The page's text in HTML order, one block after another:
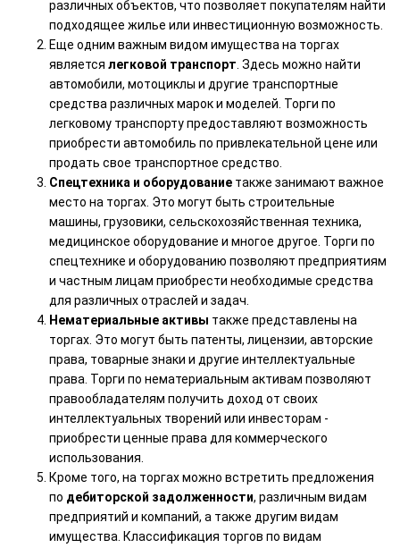
различных объектов, что позволяет покупателям найти
подходящее жилье или инвестиционную возможность.
Еще одним важным видом имущества на торгах
является легковой транспорт. Здесь можно найти
автомобили, мотоциклы и другие транспортные
средства различных марок и моделей. Торги по
легковому транспорту предоставляют возможность
приобрести автомобиль по привлекательной цене или
продать свое транспортное средство.
Спецтехника и оборудование также занимают важное
место на торгах. Это могут быть строительные
машины, грузовики, сельскохозяйственная техника,
медицинское оборудование и многое другое. Торги по
спецтехнике и оборудованию позволяют предприятиям
и частным лицам приобрести необходимые средства
для различных отраслей и задач.
Нематериальные активы также представлены на
торгах. Это могут быть патенты, лицензии, авторские
права, товарные знаки и другие интеллектуальные
права. Торги по нематериальным активам позволяют
правообладателям получить доход от своих
интеллектуальных творений или инвесторам -
приобрести ценные права для коммерческого
использования.
Кроме того, на торгах можно встретить предложения
по дебиторской задолженности, различным видам
предприятий и компаний, а также другим видам
имущества. Классификация торгов по видам